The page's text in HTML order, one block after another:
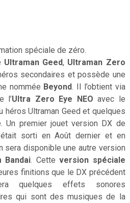
spéciale de zéro.
Ultraman Geed, Ultraman Zero
secondaires et possède une
nommée Beyond. Il l’obtient via
l’Ultra Zero Eye NEO avec le
héros Ultraman Geed et quelques
Un premier jouet version DX de
sorti en Août dernier et en
sera disponible une autre version
Bandai. Cetteversion spéciale
finitions que le DX précédent
quelques effets sonores
qui sont des musiques de la